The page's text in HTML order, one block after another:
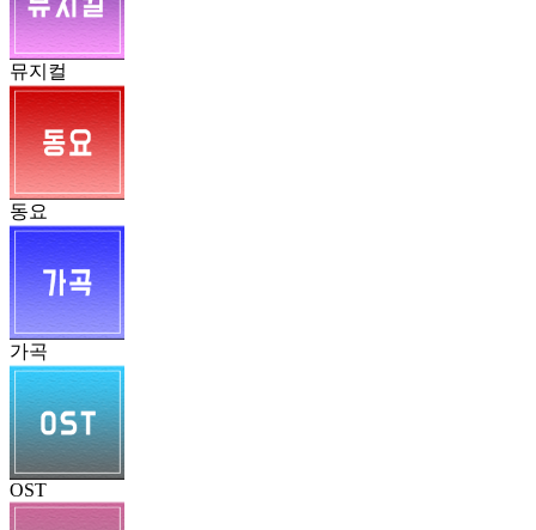
뮤지컬
동요
가곡
OST